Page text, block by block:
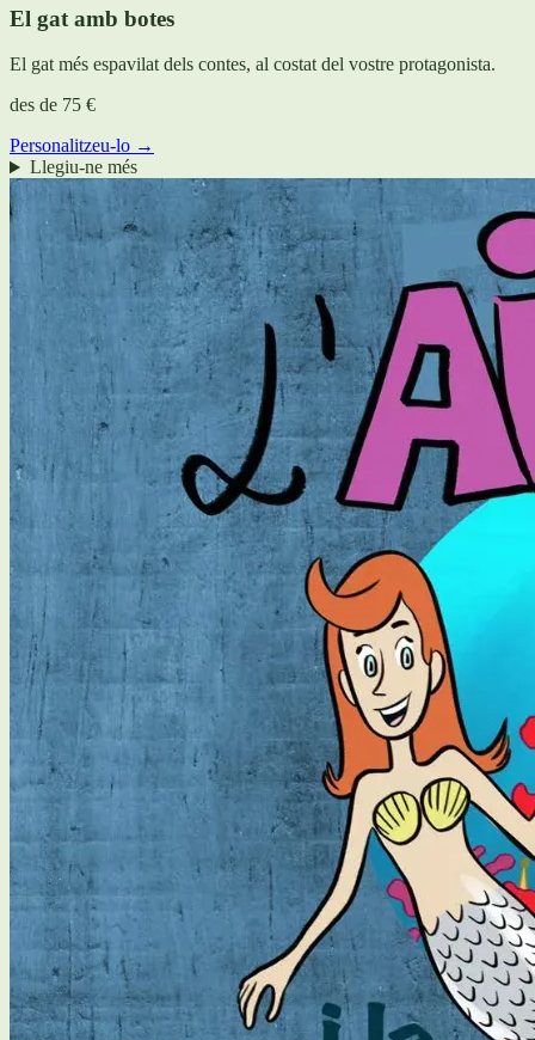
El gat amb botes
El gat més espavilat dels contes, al costat del vostre protagonista.
des de 75 €
Personalitzeu-lo →
Llegiu-ne més